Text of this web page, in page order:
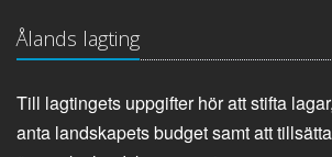
Ålands lagting
Till lagtingets uppgifter hör att stifta
anta landskapets budget samt att